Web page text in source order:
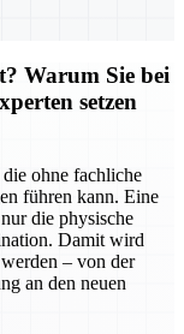
Warum Sie bei
setzen
ohne fachliche
führen kann. Eine
die physische
Damit wird
– von der
an den neuen